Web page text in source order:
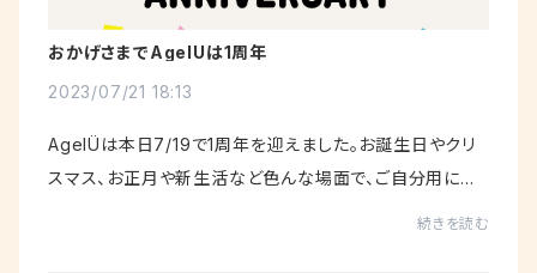
おかげさまでAgelÜは1周年
2023/07/21 18:13
AgelÜは本日7/19で1周年を迎えました。お誕生日やクリ
スマス、お正月や新生活など色んな場面で、ご自分用にギ
続きを読む